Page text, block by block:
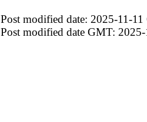
Post modified date: 2025-11-
Post modified date GMT: